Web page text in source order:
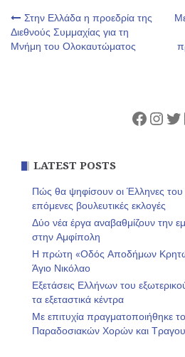
Πλοήγηση
άρθρων
Στην Ελλάδα η προεδρία της
Διεθνούς Συμμαχίας για τη
Μνήμη του Ολοκαυτώματος
LATEST POSTS
Πώς θα ψηφίσουν οι Έλληνες του
επόμενες βουλευτικές εκλογές
Δύο νέα έργα αναβαθμίζουν την
στην Αμφίπολη
Η πρώτη «Οδός Αποδήμων
Άγιο Νικόλαο
Εξετάσεις Ελλήνων του
τα εξεταστικά κέντρα
Με επιτυχία πραγματοποιήθηκε
Παραδοσιακών Χορών και